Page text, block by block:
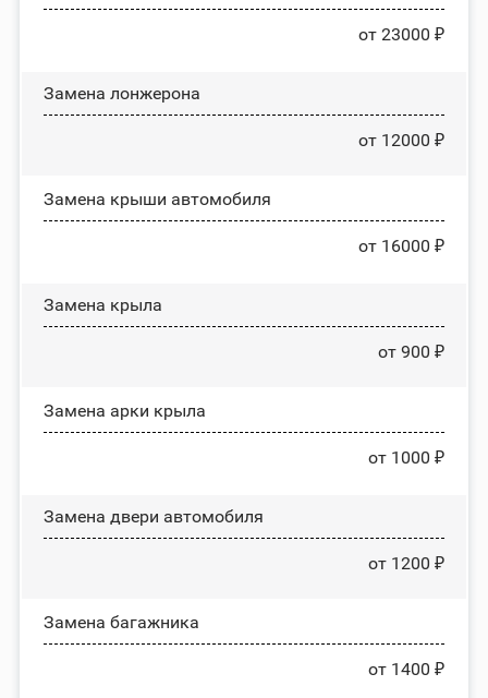
от 23000 ₽
Замена лонжерона
от 12000 ₽
Замена крыши автомобиля
от 16000 ₽
Замена крыла
от 900 ₽
Замена арки крыла
от 1000 ₽
Замена двери автомобиля
от 1200 ₽
Замена багажника
от 1400 ₽